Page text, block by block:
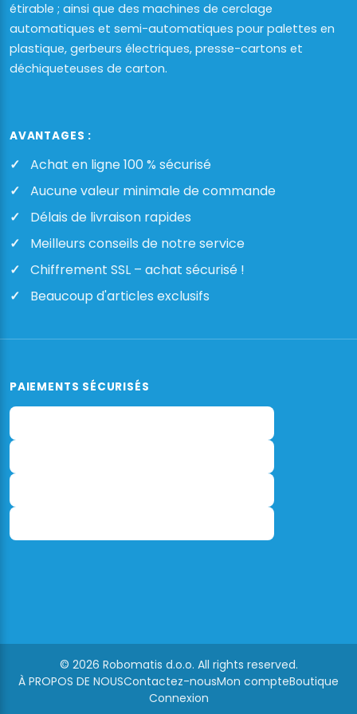
étirable ; ainsi que des machines de cerclage
automatiques et semi-automatiques pour palettes en
plastique, gerbeurs électriques, presse-cartons et
déchiqueteuses de carton.
AVANTAGES :
Achat en ligne 100 % sécurisé
Aucune valeur minimale de commande
Délais de livraison rapides
Meilleurs conseils de notre service
Chiffrement SSL – achat sécurisé !
Beaucoup d'articles exclusifs
PAIEMENTS SÉCURISÉS
© 2026 Robomatis d.o.o. All rights reserved.
À PROPOS DE NOUSContactez-nousMon compteBoutique
Connexion